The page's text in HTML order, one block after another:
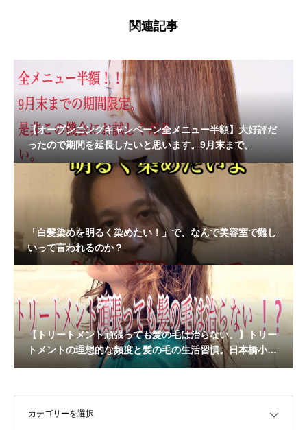
関連記事
【オープンニングキャンペーン全メニュー半額】大好評だ
ったので期間を延長したいと思います。9月末まで。
「白髪染めを明るく染めたい！」で、なんで美容室で難し
いって言われるのか？
【トリートメント頑張っても髪の毛は治らない。】トリー
トメントの理想的な頻度と髪の毛の生活習慣。日本橋小伝
馬町altemaサロン